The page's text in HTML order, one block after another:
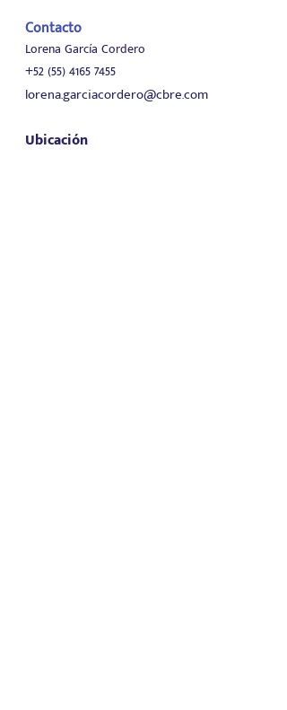
Contacto
Lorena García Cordero
+52 (55) 4165 7455
lorena.garciacordero@cbre.com
Ubicación